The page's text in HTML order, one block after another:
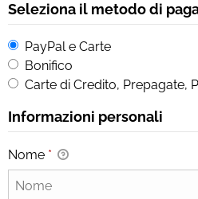
Seleziona il metodo di
PayPal e Carte
Bonifico
Carte di Credito, Prepagate,
Informazioni personali
Nome *